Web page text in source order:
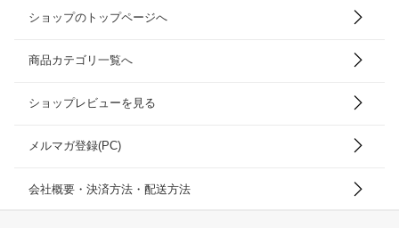
ショップのトップページへ
商品カテゴリ一覧へ
ショップレビューを見る
メルマガ登録(PC)
会社概要・決済方法・配送方法